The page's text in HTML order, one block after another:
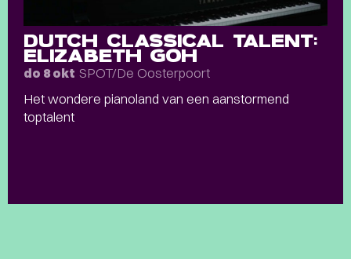
DUTCH CLASSICAL TALENT:
ELIZABETH GOH
do 8 okt SPOT/De Oosterpoort
Het wondere pianoland van een aanstormend
toptalent